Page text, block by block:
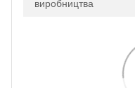
виробництва